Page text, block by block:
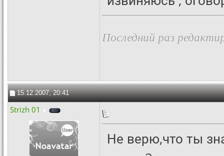
Последний раз
15.12.2007, 20:41
Strizh 01
Не верю,что ты